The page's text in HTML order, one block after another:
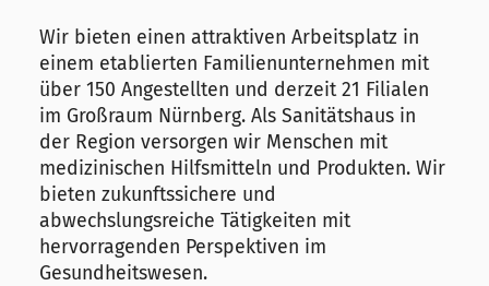
Wir bieten einen attraktiven Arbeitsplatz in
einem etablierten Familienunternehmen mit
über 150 Angestellten und derzeit 21 Filialen
im Großraum Nürnberg. Als Sanitätshaus in
der Region versorgen wir Menschen mit
medizinischen Hilfsmitteln und Produkten. Wir
bieten zukunftssichere und
abwechslungsreiche Tätigkeiten mit
hervorragenden Perspektiven im
Gesundheitswesen.